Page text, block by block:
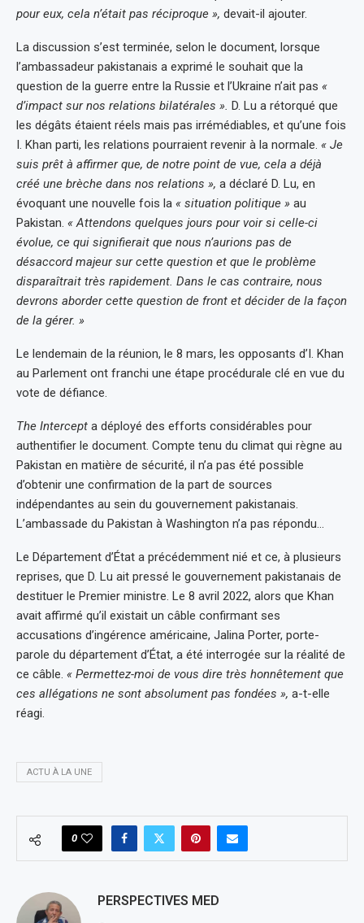
pour eux, cela n’était pas réciproque », devait-il ajouter.
La discussion s’est terminée, selon le document, lorsque
l’ambassadeur pakistanais a exprimé le souhait que la
question de la guerre entre la Russie et l’Ukraine n’ait pas «
d’impact sur nos relations bilatérales ». D. Lu a rétorqué que
les dégâts étaient réels mais pas irrémédiables, et qu’une fois
I. Khan parti, les relations pourraient revenir à la normale. « Je
suis prêt à affirmer que, de notre point de vue, cela a déjà
créé une brèche dans nos relations », a déclaré D. Lu, en
évoquant une nouvelle fois la « situation politique » au
Pakistan. « Attendons quelques jours pour voir si celle-ci
évolue, ce qui signifierait que nous n’aurions pas de
désaccord majeur sur cette question et que le problème
disparaîtrait très rapidement. Dans le cas contraire, nous
devrons aborder cette question de front et décider de la façon
de la gérer. »
Le lendemain de la réunion, le 8 mars, les opposants d’I. Khan
au Parlement ont franchi une étape procédurale clé en vue du
vote de défiance.
The Intercept a déployé des efforts considérables pour
authentifier le document. Compte tenu du climat qui règne au
Pakistan en matière de sécurité, il n’a pas été possible
d’obtenir une confirmation de la part de sources
indépendantes au sein du gouvernement pakistanais.
L’ambassade du Pakistan à Washington n’a pas répondu…
Le Département d’État a précédemment nié et ce, à plusieurs
reprises, que D. Lu ait pressé le gouvernement pakistanais de
destituer le Premier ministre. Le 8 avril 2022, alors que Khan
avait affirmé qu’il existait un câble confirmant ses
accusations d’ingérence américaine, Jalina Porter, porte-
parole du département d’État, a été interrogée sur la réalité de
ce câble. « Permettez-moi de vous dire très honnêtement que
ces allégations ne sont absolument pas fondées », a-t-elle
réagi.
ACTU À LA UNE
0
PERSPECTIVES MED